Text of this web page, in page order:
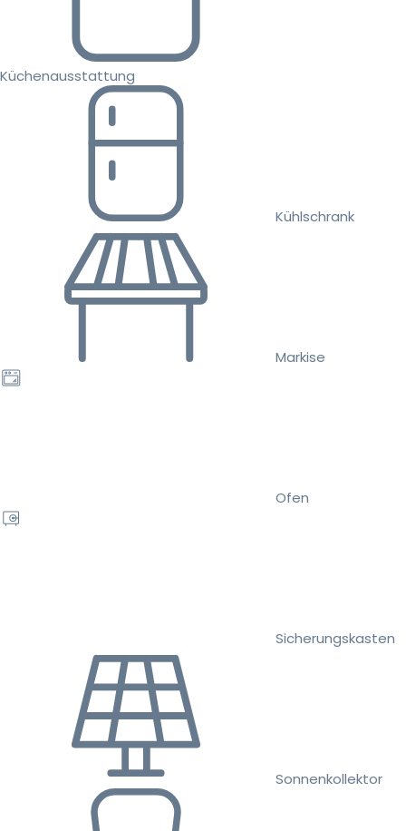
Küchenausstattung
Kühlschrank
Markise
Ofen
Sicherungskasten
Sonnenkollektor